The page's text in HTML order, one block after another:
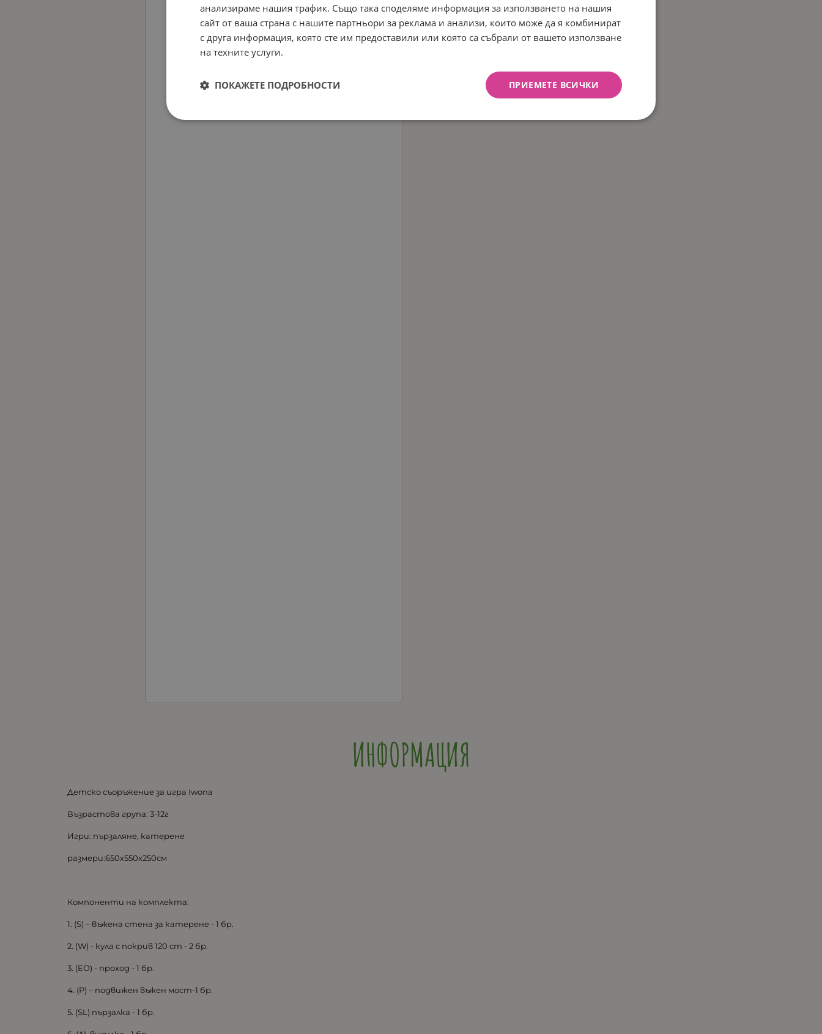
ИНФОРМАЦИЯ
Детско съоръжение за игра Iwona
Възрастова група: 3-12г
Игри: пързаляне, катерене
размери:650х550х250см
Компоненти на комплекта:
1. (S) – въжена стена за катерене - 1 бр.
2. (W) - кула с покрив 120 cm - 2 бр.
3. (ЕО) - проход - 1 бр.
4. (P) – подвижен въжен мост-1 бр.
5. (SL) пързалка - 1 бр.
анализираме нашия трафик. Също така споделяме информация за използването на нашия
сайт от ваша страна с нашите партньори за реклама и анализи, които може да я комбинират
с друга информация, която сте им предоставили или която са събрали от вашето използване
на техните услуги.
ПРИЕМЕТЕ ВСИЧКИ
ПОКАЖЕТЕ ПОДРОБНОСТИ